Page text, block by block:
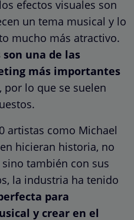
efectos visuales son
un tema musical y lo
mucho más atractivo.
una de las
más importantes
, por lo que se suelen
artistas como Michael
hicieran historia, no
también con sus
la industria ha tenido
para
y crear en el